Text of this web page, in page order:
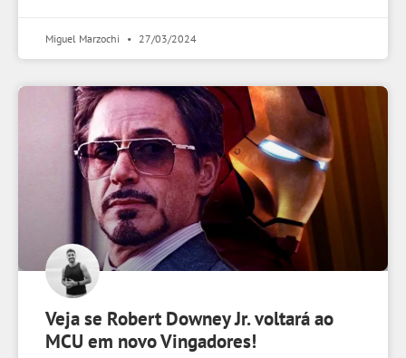
Miguel Marzochi 27/03/2024
Veja se Robert Downey Jr. voltará ao
MCU em novo Vingadores!